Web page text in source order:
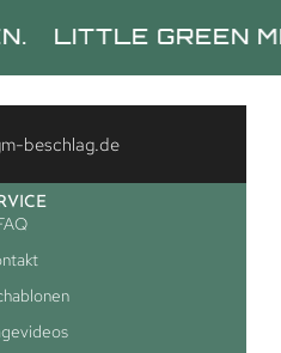
GREEN MEN.
beschlag.de